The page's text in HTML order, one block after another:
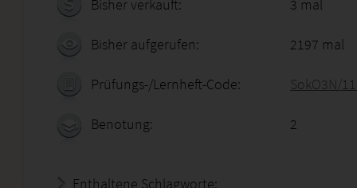
Bisher verkauft: 3 mal
Bisher aufgerufen: 2197 mal
Prüfungs-/Lernheft-Code: SokO3N/
Benotung: 2
Enthaltene Schlagworte: